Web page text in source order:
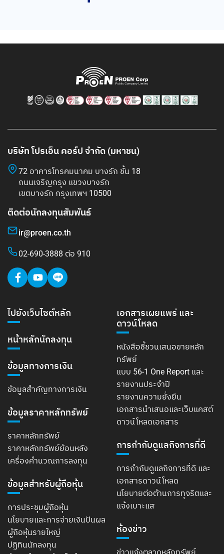
บริษัท โปรเอ็น คอร์ป จำกัด (มหาชน)
72 อาคารโทรคมนาคม บางรัก ชั้น 18
ถนนเจริญกรุง แขวงบางรัก
เขตบางรัก กรุงเทพฯ 10500
ติดต่อนักลงทุนสัมพันธ์
ir@proen.co.th
02-690-3888 ต่อ 910
ไปยังเว็บไซต์หลัก
หน้าหลักนักลงทุน
ข้อมูลทางการเงิน
ข้อมูลสำคัญทางการเงิน
ข้อมูลราคาหลักทรัพย์
ราคาหลักทรัพย์
ราคาหลักทรัพย์ย้อนหลัง
เครื่องคำนวณการลงทุน
ข้อมูลสำหรับผู้ถือหุ้น
การประชุมผู้ถือหุ้น
นโยบายและการจ่ายเงินปันผล
ผู้ถือหุ้นรายใหญ่
ปฏิทินนักลงทุน
เอกสารเผยแพร่ และ
ดาวน์โหลด
หนังสือชี้ชวนเสนอขายหลัก
ทรัพย์
แบบ 56-1 One Report และ
รายงานประจำปี
รายงานความยั่งยืน
เอกสารนำเสนอและเว็บแคสต์
ดาวน์โหลดเอกสาร
การกำกับดูแลกิจการที่ดี
การกำกับดูแลกิจการที่ดี และ
เอกสารดาวน์โหลด
นโยบายต่อต้านการทุจริตและ
แจ้งเบาะแส
ห้องข่าว